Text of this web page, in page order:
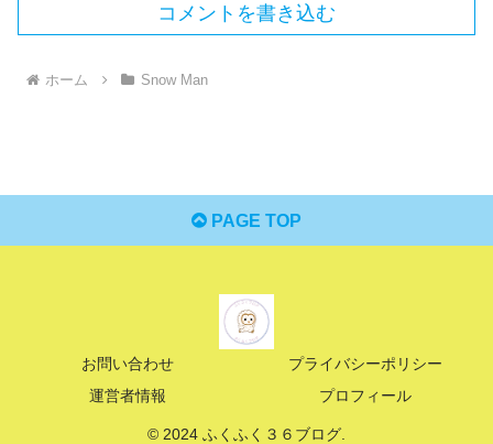
コメントを書き込む
ホーム Snow Man
PAGE TOP
お問い合わせ
プライバシーポリシー
運営者情報
プロフィール
© 2024 ふくふく３６ブログ.